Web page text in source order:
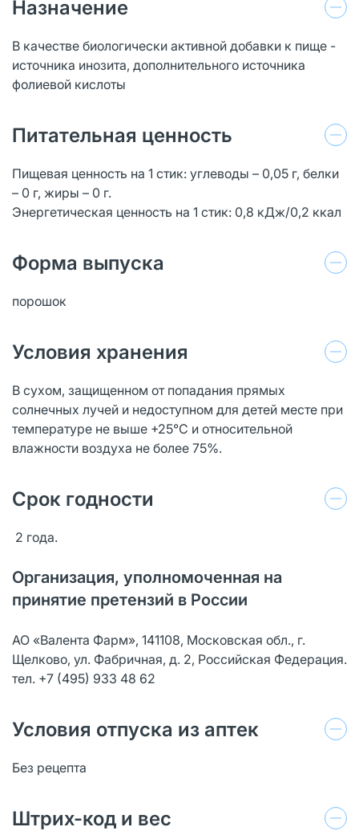
Назначение
В качестве биологически активной добавки к пище -
источника инозита, дополнительного источника
фолиевой кислоты
Питательная ценность
Пищевая ценность на 1 стик: углеводы – 0,05 г, белки
– 0 г, жиры – 0 г.
Энергетическая ценность на 1 стик: 0,8 кДж/0,2 ккал
Форма выпуска
порошок
Условия хранения
В сухом, защищенном от попадания прямых
солнечных лучей и недоступном для детей месте при
температуре не выше +25°С и относительной
влажности воздуха не более 75%.
Срок годности
2 года.
Организация, уполномоченная на
принятие претензий в России
АО «Валента Фарм», 141108, Московская обл., г.
Щелково, ул. Фабричная, д. 2, Российская Федерация.
тел. +7 (495) 933 48 62
Условия отпуска из аптек
Без рецепта
Штрих-код и вес